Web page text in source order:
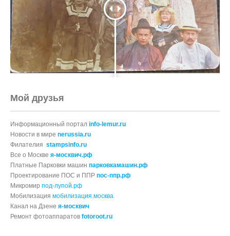
Мой друзья
Информационный портал info-lemur.ru
Новости в мире nerussia.ru
Филателия stampsinfo.ru
Все о Москве я-москвич.рф
Платные Парковки машин парковкамашин.рф
Проектирование ПОС и ППР пос-ппр.рф
Микромир под-лупой.рф
Мобилизация мобилизация.москва
Канал на Дзене я-москвич
Ремонт фотоаппаратов fotoroot.ru